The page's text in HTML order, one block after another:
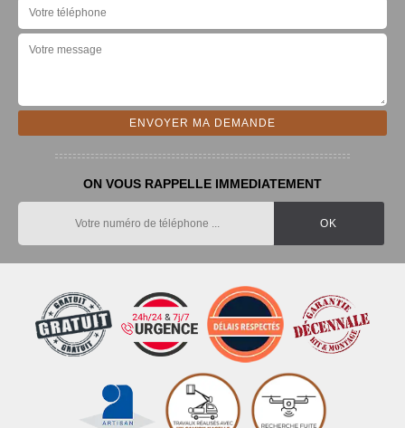
ON VOUS RAPPELLE IMMEDIATEMENT